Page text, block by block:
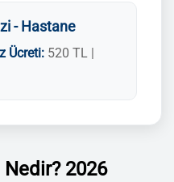
- Hastane
Ücreti: 520 TL |
2026